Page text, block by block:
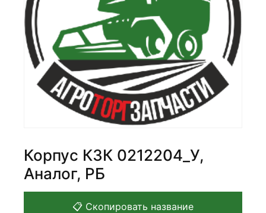
Корпус КЗК 0212204_У,
Аналог, РБ
📋 Скопировать название